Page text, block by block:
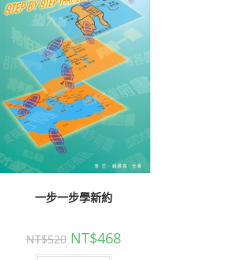
一步一步學新約
NT$520 NT$468